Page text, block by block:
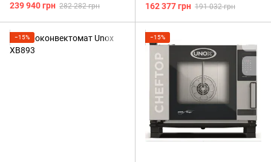
239 940 грн 282 282 грн 162 377 грн 191 032 грн
−15% −15%